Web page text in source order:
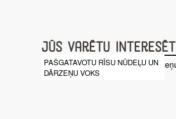
Jūs varētu interesēt
PAŠGATAVOTU RĪSU NŪDEĻU UN
DĀRZEŅU VOKS